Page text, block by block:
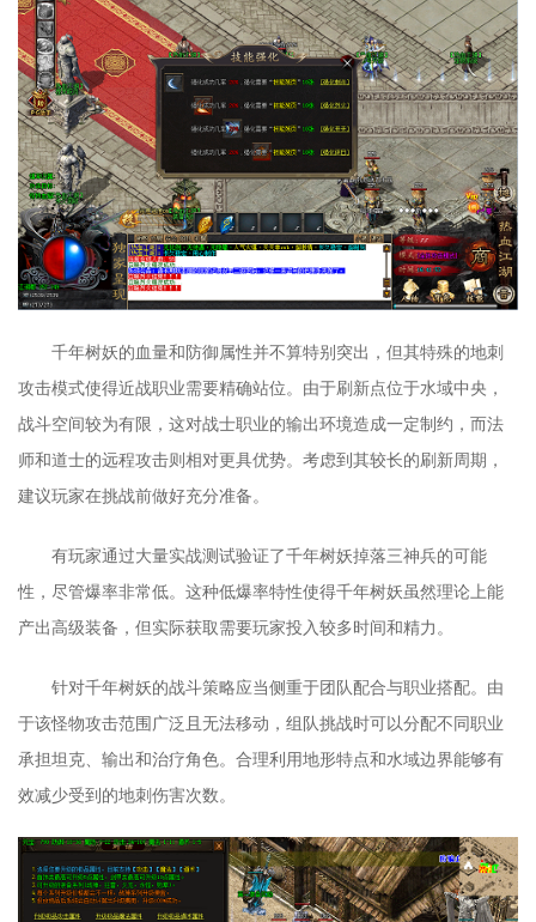
千年树妖的血量和防御属性并不算特别突出，但其特殊的地刺
攻击模式使得近战职业需要精确站位。由于刷新点位于水域中央，
战斗空间较为有限，这对战士职业的输出环境造成一定制约，而法
师和道士的远程攻击则相对更具优势。考虑到其较长的刷新周期，
建议玩家在挑战前做好充分准备。
有玩家通过大量实战测试验证了千年树妖掉落三神兵的可能
性，尽管爆率非常低。这种低爆率特性使得千年树妖虽然理论上能
产出高级装备，但实际获取需要玩家投入较多时间和精力。
针对千年树妖的战斗策略应当侧重于团队配合与职业搭配。由
于该怪物攻击范围广泛且无法移动，组队挑战时可以分配不同职业
承担坦克、输出和治疗角色。合理利用地形特点和水域边界能够有
效减少受到的地刺伤害次数。